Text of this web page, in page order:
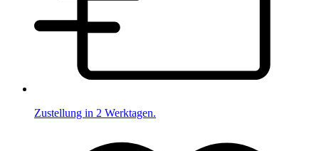
Zustellung in 2 Werktagen.